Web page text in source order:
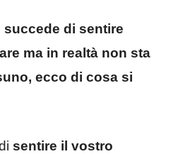
succede di sentire
ma in realtà non sta
ecco di cosa si
sentire il vostro